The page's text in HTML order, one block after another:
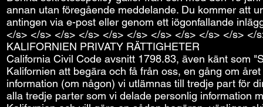
annan utan föregående meddelande. Du kommer att
antingen via e-post eller genom ett iögonfallande
</s> </s> </s> </s> </s> </s> </s> </s> </s> </s> </
KALIFORNIEN PRIVATY RÄTTIGHETER
California Civil Code avsnitt 1798.83, även känt som
Kalifornien att begära och få från oss, en gång om
information (om någon) vi utlämnas till tredje part för
alla tredje parter som vi delade personlig information